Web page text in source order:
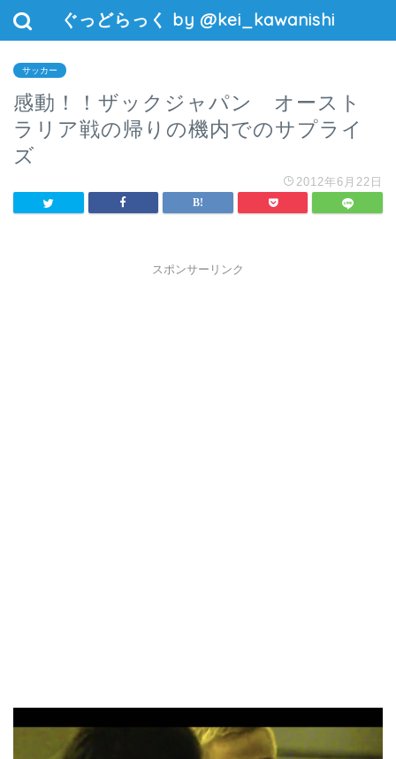
ぐっどらっく by @kei_kawanishi
サッカー
感動！！ザックジャパン オースト
ラリア戦の帰りの機内でのサプライ
ズ
2012年6月22日
スポンサーリンク